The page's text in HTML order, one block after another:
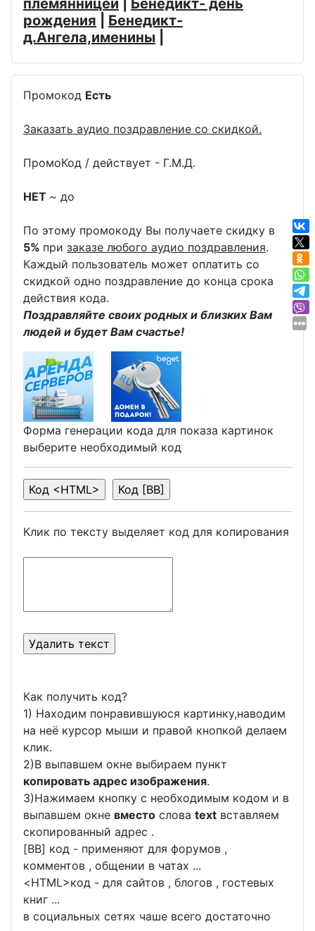
племянницей
Бенедикт- день
рождения
Бенедикт-
д.Ангела,именины
Промокод Есть
Заказать аудио поздравление со скидкой.
ПромоКод / действует - Г.М.Д.
НЕТ ~ до
По этому промокоду Вы получаете скидку в
5% при заказе любого аудио поздравления.
Каждый пользователь может оплатить со
скидкой одно поздравление до конца срока
действия кода.
Поздравляйте своих родных и близких Вам
людей и будет Вам счастье!
Форма генерации кода для показа картинок
выберите необходимый код
Клик по тексту выделяет код для копирования
Как получить код?
1) Находим понравившуюся картинку,наводим
на неё курсор мыши и правой кнопкой делаем
клик.
2)В выпавшем окне выбираем пункт
копировать адрес изображения.
3)Нажимаем кнопку с необходимым кодом и в
выпавшем окне вместо слова text вставляем
скопированный адрес .
[BB] код - применяют для форумов ,
комментов , общении в чатах ...
<HTML>код - для сайтов , блогов , гостевых
книг ...
в социальных сетях чаше всего достаточно